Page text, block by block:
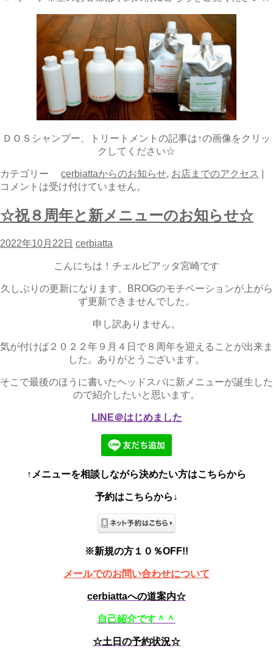
ＤＯＳシャンプー、トリートメントの記事は↑の画像をクリッ
クしてください☆
カテゴリー cerbiattaからのお知らせ, お店までのアクセス
コメントは受け付けていません。
☆祝８周年と新メニューのお知らせ☆
2022年10月22日 cerbiatta
こんにちは！チェルビアッタ宮崎です
久しぶりの更新になります。BROGのモチベーションが上がら
ず更新できませんでした。
申し訳ありません。
気が付けば２０２２年９月４日で８周年を迎えることが出来ま
した。ありがとうございます。
そこで最後のほうに書いたヘッドスパに新メニューが誕生した
ので紹介したいと思います。
LINE＠はじめました
↑メニューを相談しながら決めたい方はこちらから
予約はこちらから↓
※新規の方１０％OFF!!
メールでのお問い合わせについて
cerbiattaへの道案内☆
自己紹介です＾＾
☆土日の予約状況☆